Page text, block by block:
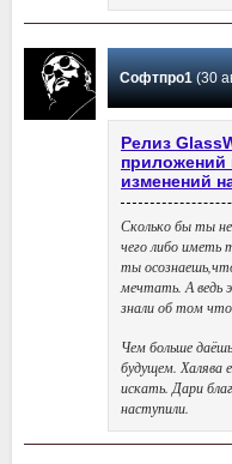
Софтпро1(30
Релиз
приложений
изменений
Сколько бы ты
чего либо иметь
ты
мечтать. А ведь
знали об том
Чем больше
будущем. Халява
искать. Дари
наступили.